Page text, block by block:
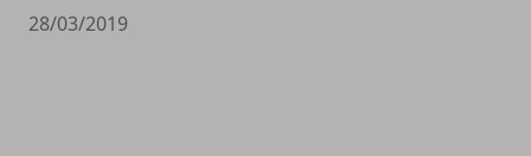
28/03/2019